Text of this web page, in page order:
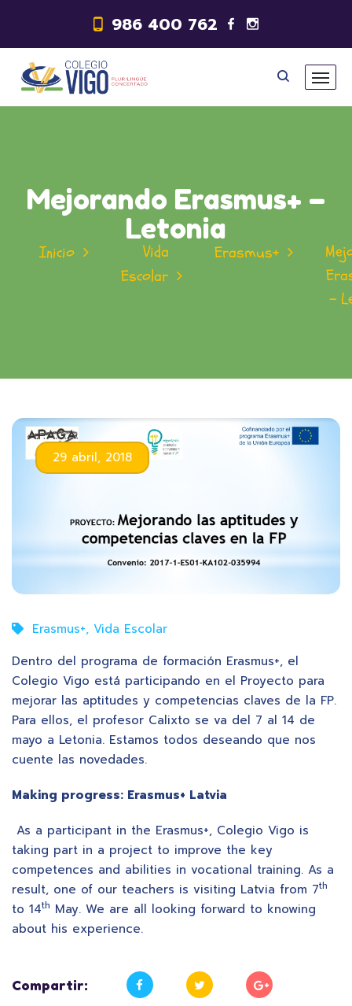
986 400 762
Mejorando Erasmus+ –
Letonia
Inicio
Vida
Escolar
Erasmus+
–
29 abril, 2018
Erasmus+, Vida Escolar
Dentro del programa de formación Erasmus+, el
Colegio Vigo está participando en el Proyecto para
mejorar las aptitudes y competencias claves de la FP.
Para ellos, el profesor Calixto se va del 7 al 14 de
mayo a Letonia. Estamos todos deseando que nos
cuente las novedades.
Making progress: Erasmus+ Latvia
As a participant in the Erasmus+, Colegio Vigo is
taking part in a project to improve the key
competences and abilities in vocational training. As a
result, one of our teachers is visiting Latvia from 7th
to 14th May. We are all looking forward to knowing
about his experience.
Compartir: